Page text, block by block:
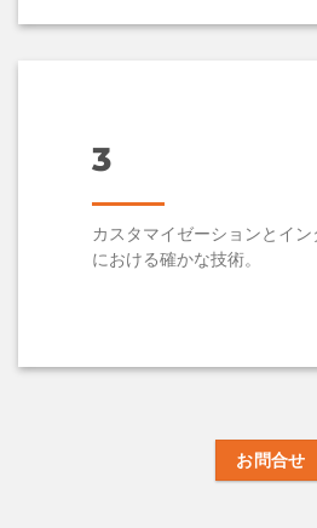
3
カスタマイゼーションとイ
における確かな技術。
お問合せ